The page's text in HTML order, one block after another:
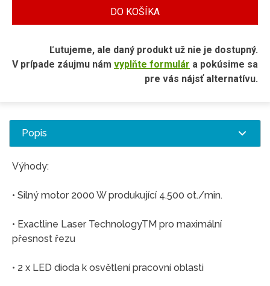
DO KOŠÍKA
Ľutujeme, ale daný produkt už nie je dostupný.
V prípade záujmu nám vyplňte formulár a pokúsime sa
pre vás nájsť alternatívu.
Popis
Výhody:
• Silný motor 2000 W produkující 4.500 ot./min.
• Exactline Laser TechnologyTM pro maximální
přesnost řezu
• 2 x LED dioda k osvětlení pracovní oblasti